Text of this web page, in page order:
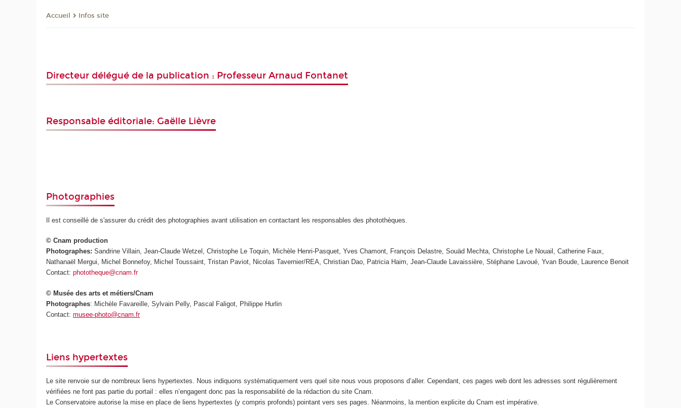
Accueil Infos site
Directeur délégué de la publication : Professeur Arnaud Fontanet
Responsable éditoriale: Gaëlle Lièvre
Photographies
Il est conseillé de s'assurer du crédit des photographies avant utilisation en contactant les responsables des photothèques.
© Cnam production
Photographes: Sandrine Villain, Jean-Claude Wetzel, Christophe Le Toquin, Michèle Henri-Pasquet, Yves Chamont, François Delastre, Souäd Mechta, Christophe Le Nouail, Catherine Faux,
Nathanaël Mergui, Michel Bonnefoy, Michel Toussaint, Tristan Paviot, Nicolas Tavernier/REA, Christian Dao, Patricia Haim, Jean-Claude Lavaissière, Stéphane Lavoué, Yvan Boude, Laurence Benoit
Contact:phototheque@cnam.fr
© Musée des arts et métiers/Cnam
Photographes: Michèle Favareille, Sylvain Pelly, Pascal Faligot, Philippe Hurlin
Contact:musee-photo@cnam.fr
Liens hypertextes
Le site renvoie sur de nombreux liens hypertextes. Nous indiquons systématiquement vers quel site nous vous proposons d’aller. Cependant, ces pages web dont les adresses sont régulièrement
vérifiées ne font pas partie du portail : elles n’engagent donc pas la responsabilité de la rédaction du site Cnam.
Le Conservatoire autorise la mise en place de liens hypertextes (y compris profonds) pointant vers ses pages. Néanmoins, la mention explicite du Cnam est impérative.